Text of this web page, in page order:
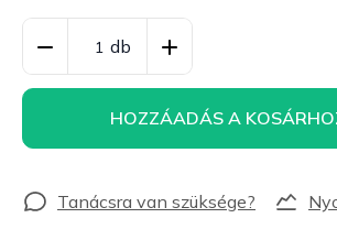
HOZZÁADÁS A